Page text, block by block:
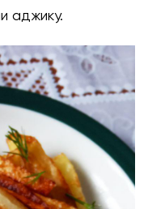
аджику.